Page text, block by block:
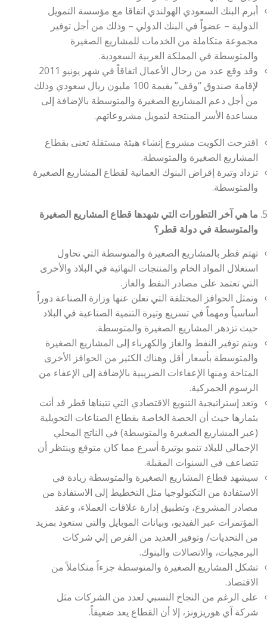
أبرم البنك السعودي الهولندي اتفاقا مع مؤسسة التمويل
الدولية – عضواً في البنك الدولي – وذلك من أجل توفير
مجموعة متكاملة من الخدمات للمشاريع الصغيرة
والمتوسطة في المملكة العربية السعودية.
وقد وقع عدد من رجال الأعمال اتفاقاً في شهر يونيو 2011
لإقامة صندوق “وقف” بقيمة 100 مليون ريال سعودي وذلك
من أجل دعم المشاريع الصغيرة والمتوسطة بالإضافة إلى
مساعدة الأسر المنتجة لتمويل مشروعاتهم.
اقترحت الكويت مشروع إنشاء هيئة مستقلة تعنى بقطاع
المشاريع الصغيرة والمتوسطة.
تزداد وتيرة إقراض البنوك العمانية لقطاع المشاريع الصغيرة
والمتوسطة.
ما هي آخر التطورات التي شهدها قطاع المشاريع الصغيرة
والمتوسطة في دولة قطر؟
تهتم قطر بالمشاريع الصغيرة والمتوسطة التي تحاول
استغلال المواد الخام والمنتجات النهائية في البلاد والأخرى
التي تعتمد على مصادر النفط والغاز.
وتمثل الحوافز المختلفة التي تعلن عنها وزارة الصناعة دوراً
أساسياً ومهماً في تسريع وتيرة التنمية الصناعية في البلاد
حيث تزدهر المشاريع الصغيرة والمتوسطة.
ويتم توفير النفط والغاز والكهرباء إلى المشاريع الصغيرة
والمتوسطة بأسعار أقل وهناك الكثير من الحوافز الأخرى
المتاحة ومنها الإعفاءات الضريبية بالإضافة إلى الإعفاء من
الرسوم الجمركية.
وتعد إستراتيجية التنويع الاقتصادي التي تتبناها قطر قد أتت
بثمارها حيث أن الحصة الخاصة بقطاع الصناعات التحويلية
(عبر المشاريع الصغيرة والمتوسطة) في الناتج المحلي
الإجمالي للبلاد تنمو بوتيرة أسرع مما كان متوقع وينتظر أن
تتضاعف في السنوات المقبلة.
سيشهد قطاع المشاريع الصغيرة والمتوسطة زيادة في
الاستفادة من التكنولوجيا مثل التخطيط إلى الاستفادة من
مصادر المشروع، وتطبيق إدارة علاقات العملاء، وعقد
المؤتمرات عبر الفيديو، وبيانات الموبايل والتي ستعود بمزيد
من التحديات/ وتوفير العديد من الفرص إلي شركات
البرمجيات، والاتصالات والبنوك.
تشكل المشاريع الصغيرة والمتوسطة جزءاً متكاملاً من
الاقتصاد.
على الرغم من النجاح النسبي لعدد من الشركات مثل
شركة آي هوريزونز، إلا أن القطاع يعد ضعيفاً.